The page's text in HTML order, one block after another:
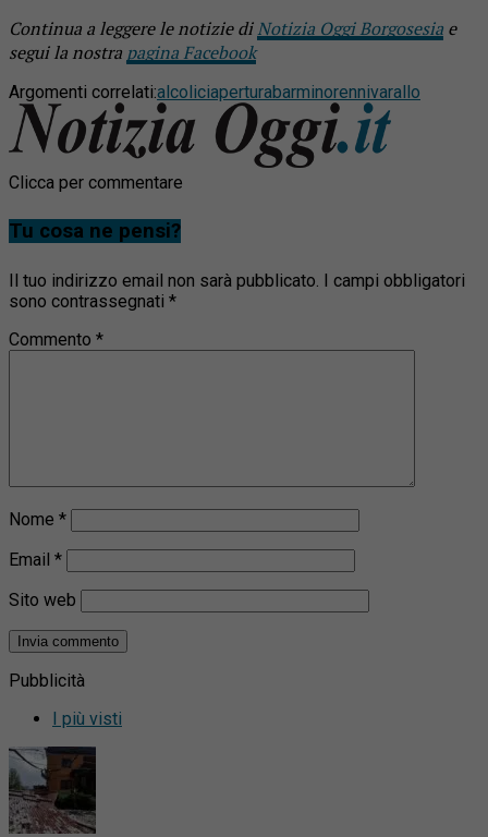
Continua a leggere le notizie diNotizia Oggi Borgosesia e
segui la nostra pagina Facebook
Argomenti correlati:alcoliciaperturabarminorennivarallo
Clicca per commentare
Tu cosa ne pensi?
Il tuo indirizzo email non sarà pubblicato.
I campi obbligatori
sono contrassegnati *
Commento *
Nome *
Email *
Sito web
Pubblicità
I più visti